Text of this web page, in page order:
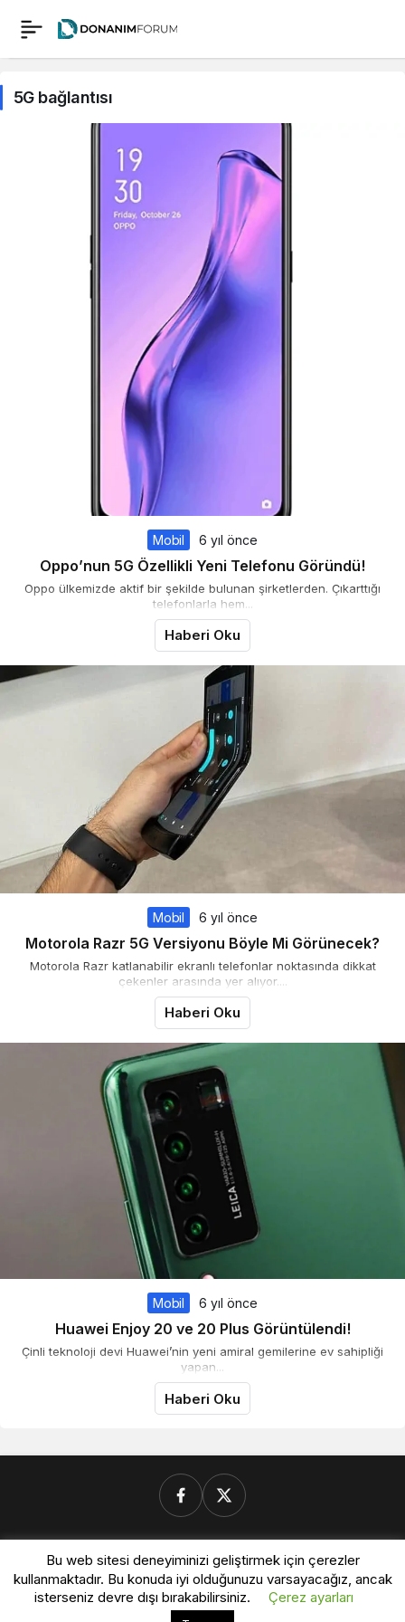
5G bağlantısı
Mobil 6 yıl önce
Oppo’nun 5G Özellikli Yeni Telefonu Göründü!
Oppo ülkemizde aktif bir şekilde bulunan şirketlerden. Çıkarttığı
telefonlarla hem...
Haberi Oku
Mobil 6 yıl önce
Motorola Razr 5G Versiyonu Böyle Mi Görünecek?
Motorola Razr katlanabilir ekranlı telefonlar noktasında dikkat
çekenler arasında yer alıyor....
Haberi Oku
Mobil 6 yıl önce
Huawei Enjoy 20 ve 20 Plus Görüntülendi!
Çinli teknoloji devi Huawei’nin yeni amiral gemilerine ev sahipliği
yapan...
Haberi Oku
Donanimforum.com
© Telif Hakkı 2026, Tüm Hakları Saklıdır.
Bu web sitesi deneyiminizi geliştirmek için çerezler
kullanmaktadır. Bu konuda iyi olduğunuzu varsayacağız, ancak
isterseniz devre dışı bırakabilirsiniz.
Çerez ayarları